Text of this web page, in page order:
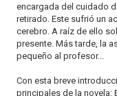
encargada del cuidado
retirado. Este sufrió un
cerebro. A raíz de ello
presente. Más tarde, la
pequeño al profesor...
Con esta breve
principales de la novela: